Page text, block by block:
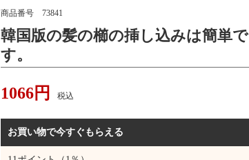
商品番号 73841
韓国版の髪の櫛の挿し込みは簡単で
す。
1066円 税込
お買い物で今すぐもらえる